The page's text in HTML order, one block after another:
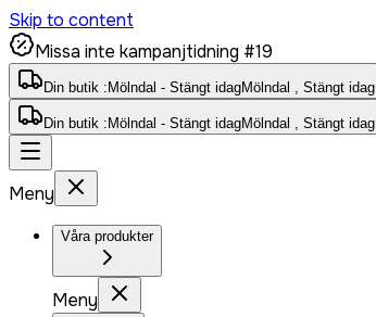
Skip to content
Missa inte kampanjtidning #19
Din butik : Mölndal - Stängt idagMölndal , Stängt idag
Din butik : Mölndal - Stängt idagMölndal , Stängt idag
Meny
Våra produkter
Meny